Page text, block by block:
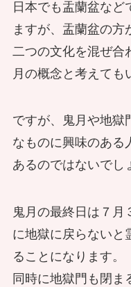
日本でも盂蘭盆など
ますが、盂蘭盆の方
二つの文化を混ぜ合
月の概念と考えても
ですが、鬼月や地獄
なものに興味のある
あるのではないでし
鬼月の最終日は７月
に地獄に戻らないと
ることになります。
同時に地獄門も閉